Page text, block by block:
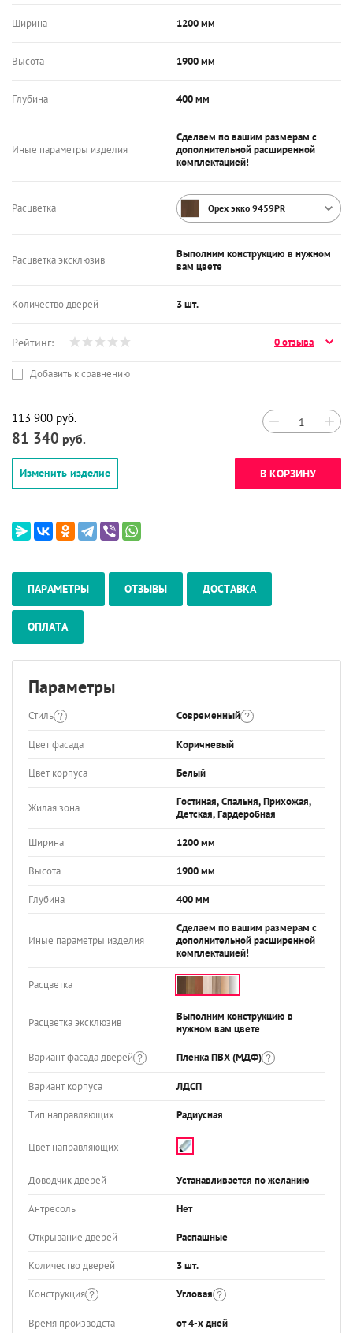
Ширина 1200 мм
Высота 1900 мм
Глубина 400 мм
Иные параметры изделия
Сделаем по вашим размерам с
дополнительной расширенной
комплектацией!
Расцветка Орех экко 9459PR
Расцветка эксклюзив
Выполним конструкцию в нужном
вам цвете
Количество дверей 3 шт.
Рейтинг: 0 отзыва
Добавить к сравнению
113 900руб.
81 340 руб.
− +
Изменить изделие В КОРЗИНУ
ПАРАМЕТРЫ ОТЗЫВЫ ДОСТАВКА
ОПЛАТА
Параметры
Стиль Современный
Цвет фасада Коричневый
Цвет корпуса Белый
Жилая зона
Гостиная, Спальня, Прихожая,
Детская, Гардеробная
Ширина 1200 мм
Высота 1900 мм
Глубина 400 мм
Иные параметры изделия
Сделаем по вашим размерам с
дополнительной расширенной
комплектацией!
Расцветка
Расцветка эксклюзив
Выполним конструкцию в
нужном вам цвете
Вариант фасада дверей Пленка ПВХ (МДФ)
Вариант корпуса ЛДСП
Тип направляющих Радиусная
Цвет направляющих
Доводчик дверей Устанавливается по желанию
Антресоль Нет
Открывание дверей Распашные
Количество дверей 3 шт.
Конструкция Угловая
Время производста от 4-х дней